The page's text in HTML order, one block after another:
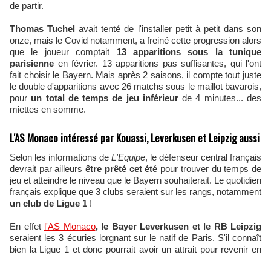
de partir.
Thomas Tuchel avait tenté de l'installer petit à petit dans son
onze, mais le Covid notamment, a freiné cette progression alors
que le joueur comptait 13 apparitions sous la tunique
parisienne en février. 13 apparitions pas suffisantes, qui l'ont
fait choisir le Bayern. Mais après 2 saisons, il compte tout juste
le double d'apparitions avec 26 matchs sous le maillot bavarois,
pour un total de temps de jeu inférieurde 4 minutes... des
miettes en somme.
L'AS Monaco intéressé par Kouassi, Leverkusen et Leipzig aussi
Selon les informations de L'Equipe, le défenseur central français
devrait par ailleursêtre prêté cet été pour trouver du temps de
jeu et atteindre le niveau que le Bayern souhaiterait. Le quotidien
français explique que 3 clubs seraient sur les rangs, notamment
un club de Ligue 1 !
En effet l'AS Monaco, le Bayer Leverkusen et le RB Leipzig
seraient les 3 écuries lorgnant sur le natif de Paris. S'il connaît
bien la Ligue 1 et donc pourrait avoir un attrait pour revenir en